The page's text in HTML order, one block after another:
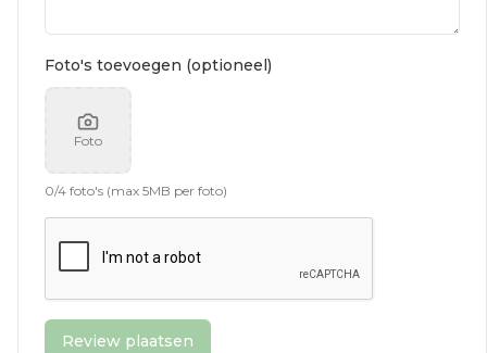
Foto's toevoegen (optioneel)
Foto
0/4 foto's (max 5MB per foto)
Review plaatsen